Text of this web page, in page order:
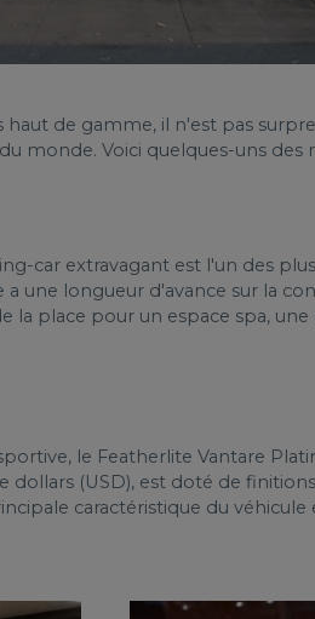
de gamme, il n'est pas
monde. Voici quelques-uns des
car extravagant est l'un des
une longueur d'avance sur la
place pour un espace spa,
le Featherlite Vantare
dollars (USD), est doté de
caractéristique du